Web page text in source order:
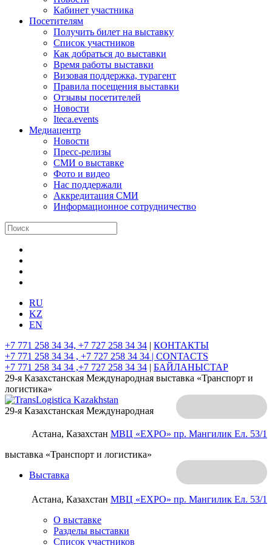
Кабинет участника
Посетителям
Получить билет на выставку
Список участников
Как добраться до выставки
Время работы выставки
Визовая поддержка, турагент
Правила посещения выставки
Отзывы посетителей
Новости
Iteca.events
Медиацентр
Новости
Пресс-релизы
СМИ о выставке
Фото и видео
Нас поддержали
Аккредитация СМИ
Информационное сотрудничество
RU
KZ
EN
+7 771 258 34 34, +7 727 258 34 34 | КОНТАКТЫ
+7 771 258 34 34 , +7 727 258 34 34 | CONTACTS
+7 771 258 34 34 ,+7 727 258 34 34 | БАЙЛАНЫСТАР
29-я Казахстанская Международная выставка «Транспорт и
логистика»
Астана, Казахстан МВЦ «EXPO» пр. Мангилик Ел. 53/1
29-я Казахстанская Международная
выставка «Транспорт и логистика»
Астана, Казахстан МВЦ «EXPO» пр. Мангилик Ел. 53/1
Выставка
О выставке
Разделы выставки
Список участников